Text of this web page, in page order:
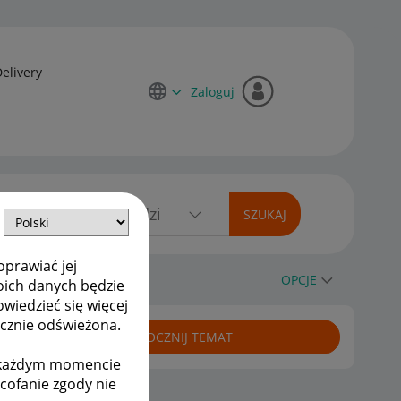
jej
danych będzie
się więcej
odświeżona.
momencie
zgody nie
Zaloguj
OPCJE
ROZPOCZNIJ TEMAT